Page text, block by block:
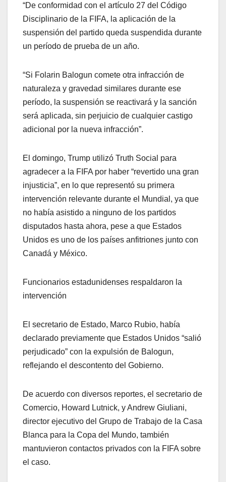
“De conformidad con el artículo 27 del Código
Disciplinario de la FIFA, la aplicación de la
suspensión del partido queda suspendida durante
un período de prueba de un año.
“Si Folarin Balogun comete otra infracción de
naturaleza y gravedad similares durante ese
período, la suspensión se reactivará y la sanción
será aplicada, sin perjuicio de cualquier castigo
adicional por la nueva infracción”.
El domingo, Trump utilizó Truth Social para
agradecer a la FIFA por haber “revertido una gran
injusticia”, en lo que representó su primera
intervención relevante durante el Mundial, ya que
no había asistido a ninguno de los partidos
disputados hasta ahora, pese a que Estados
Unidos es uno de los países anfitriones junto con
Canadá y México.
Funcionarios estadunidenses respaldaron la
intervención
El secretario de Estado, Marco Rubio, había
declarado previamente que Estados Unidos “salió
perjudicado” con la expulsión de Balogun,
reflejando el descontento del Gobierno.
De acuerdo con diversos reportes, el secretario de
Comercio, Howard Lutnick, y Andrew Giuliani,
director ejecutivo del Grupo de Trabajo de la Casa
Blanca para la Copa del Mundo, también
mantuvieron contactos privados con la FIFA sobre
el caso.